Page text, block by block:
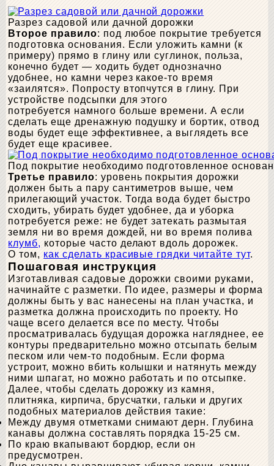
Разрез садовой или дачной дорожки
Второе правило: под любое покрытие требуется
подготовка основания. Если уложить камни (к
примеру) прямо в глину или суглинок, польза,
конечно будет — ходить будет однозначно
удобнее, но камни через какое-то время
«заилятся». Попросту втопчутся в глину. При
устройстве подсыпки для этого
потребуется намного больше времени. А если
сделать еще дренажную подушку и бортик, отвод
воды будет еще эффективнее, а выглядеть все
будет еще красивее.
Под покрытие необходимо подготовленное
Третье правило: уровень покрытия дорожки
должен быть а пару сантиметров выше, чем
прилегающий участок. Тогда вода будет быстро
сходить, убирать будет удобнее, да и уборка
потребуется реже: не будет затекать размытая
земля ни во время дождей, ни во время полива
клумб, которые часто делают вдоль дорожек.
О том, как сделать красивые грядки читайте тут.
Пошаговая инструкция
Изготавливая садовые дорожки своими руками,
начинайте с разметки. По идее, размеры и форма
должны быть у вас нанесены на план участка, и
разметка должна происходить по проекту. Но
чаще всего делается все по месту. Чтобы
просматривалась будущая дорожка нагляднее, ее
контуры предварительно можно отсыпать белым
песком или чем-то подобным. Если форма
устроит, можно вбить колышки и натянуть между
ними шпагат, но можно работать и по отсыпке.
Далее, чтобы сделать дорожку из камня,
плитняка, кирпича, брусчатки, гальки и других
подобных материалов действия такие:
Между двумя отметками снимают дерн. Глубина
канавы должна составлять порядка 15-25 см.
По краю вкапывают бордюр, если он
предусмотрен.